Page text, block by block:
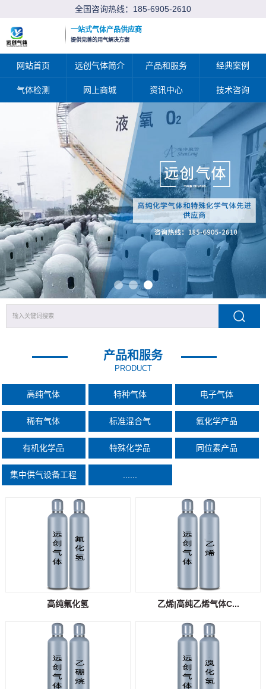
全国咨询热线： 185-6905-2610
一站式气体产品供应商
提供完善的用气解决方案
网站首页 远创气体简介 产品和服务 经典案例
气体检测 网上商城 资讯中心 技术咨询
产品和服务
PRODUCT
高纯气体 特种气体 电子气体
稀有气体 标准混合气 氟化学产品
有机化学品 特殊化学品 同位素产品
集中供气设备工程 ......
高纯氟化氢 乙烯|高纯乙烯气体C...